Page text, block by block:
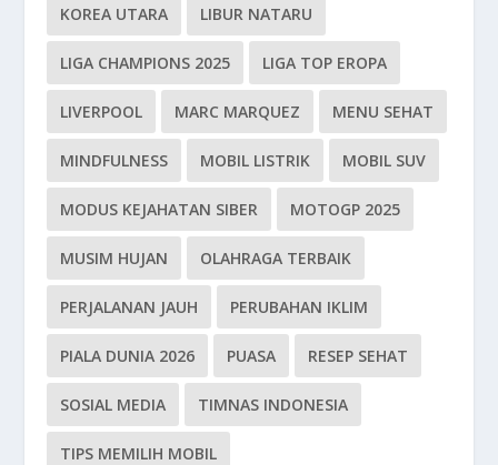
KOREA UTARA LIBUR NATARU
LIGA CHAMPIONS 2025 LIGA TOP EROPA
LIVERPOOL MARC MARQUEZ MENU SEHAT
MINDFULNESS MOBIL LISTRIK MOBIL SUV
MODUS KEJAHATAN SIBER MOTOGP 2025
MUSIM HUJAN OLAHRAGA TERBAIK
PERJALANAN JAUH PERUBAHAN IKLIM
PIALA DUNIA 2026 PUASA RESEP SEHAT
SOSIAL MEDIA TIMNAS INDONESIA
TIPS MEMILIH MOBIL